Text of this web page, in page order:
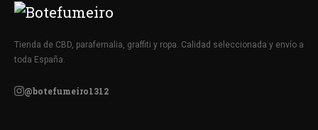
Tienda de CBD, parafernalia, graffiti y ropa. Calidad seleccionada y envío a
toda España.
@botefumeiro1312